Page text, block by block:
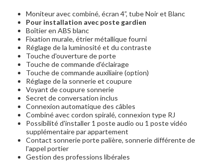
Moniteur avec combiné, écran 4”, tube Noir et Blanc
Pour installation avec poste gardien
Boîtier en ABS blanc
Fixation murale, étrier métallique fourni
Réglage de la luminosité et du contraste
Touche d'ouverture de porte
Touche de commande d'éclairage
Touche de commande auxiliaire (option)
Réglage de la sonnerie et coupure
Voyant de coupure sonnerie
Secret de conversation inclus
Connexion automatique des câbles
Combiné avec cordon spiralé, connexion type RJ
Possibilité d'installer 1 poste audio ou 1 poste vidéo
supplémentaire par appartement
Contact sonnerie porte palière, sonnerie différente de
l'appel portier
Gestion des professions libérales